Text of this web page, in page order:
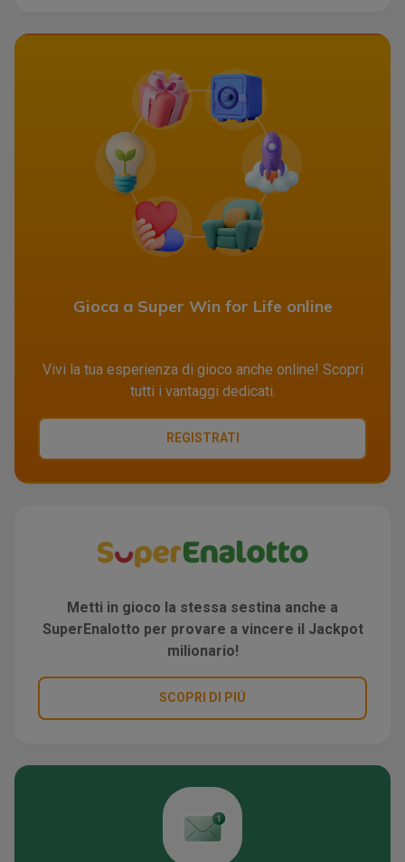
Gioca a Super Win for Life online
Vivi la tua esperienza di gioco anche online! Scopri
tutti i vantaggi dedicati.
REGISTRATI
Metti in gioco la stessa sestina anche a
SuperEnalotto per provare a vincere il Jackpot
milionario!
SCOPRI DI PIÚ